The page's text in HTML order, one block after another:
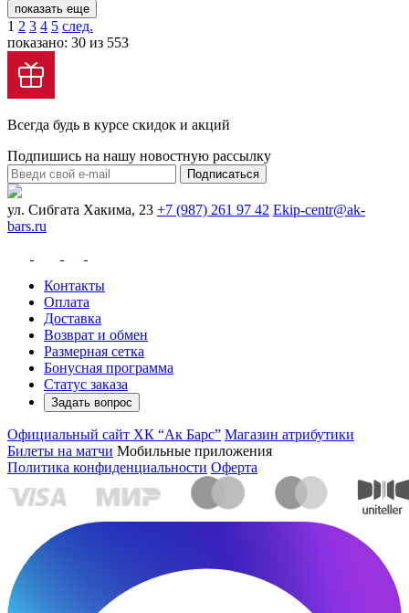
показать еще
1 2 3 4 5 след.
показано: 30 из 553
Всегда будь в курсе скидок и акций
Подпишись на нашу новостную рассылку
Подписаться
ул. Сибгата Хакима, 23 +7 (987) 261 97 42 Ekip-centr@ak-
bars.ru
Контакты
Оплата
Доставка
Возврат и обмен
Размерная сетка
Бонусная программа
Статус заказа
Задать вопрос
Официальный сайт ХК “Ак Барс” Магазин атрибутики
Билеты на матчи Мобильные приложения
Политика конфиденциальности Оферта